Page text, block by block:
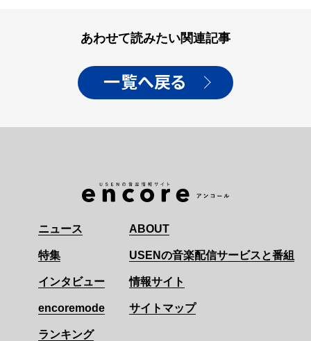
あわせて読みたい関連記事
一覧へ戻る
ニュース
特集
インタビュー
encoremode
ランキング
ABOUT
USENの音楽配信サービスと番組
情報サイト
サイトマップ